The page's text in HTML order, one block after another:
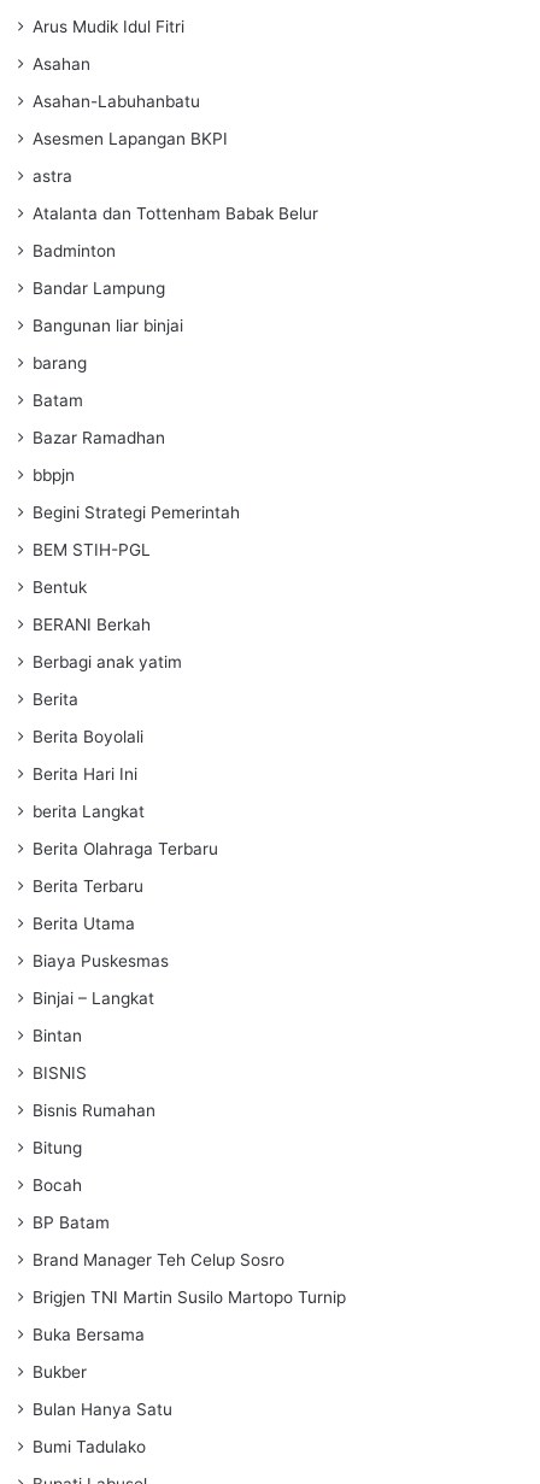
Arus Mudik Idul Fitri
Asahan
Asahan-Labuhanbatu
Asesmen Lapangan BKPI
astra
Atalanta dan Tottenham Babak Belur
Badminton
Bandar Lampung
Bangunan liar binjai
barang
Batam
Bazar Ramadhan
bbpjn
Begini Strategi Pemerintah
BEM STIH-PGL
Bentuk
BERANI Berkah
Berbagi anak yatim
Berita
Berita Boyolali
Berita Hari Ini
berita Langkat
Berita Olahraga Terbaru
Berita Terbaru
Berita Utama
Biaya Puskesmas
Binjai – Langkat
Bintan
BISNIS
Bisnis Rumahan
Bitung
Bocah
BP Batam
Brand Manager Teh Celup Sosro
Brigjen TNI Martin Susilo Martopo Turnip
Buka Bersama
Bukber
Bulan Hanya Satu
Bumi Tadulako